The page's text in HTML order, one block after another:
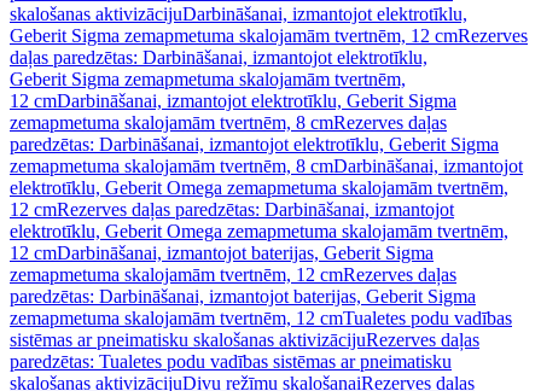
skalošanas aktivizācijuDarbināšanai, izmantojot elektrotīklu,
Geberit Sigma zemapmetuma skalojamām tvertnēm, 12 cmRezerves
daļas paredzētas: Darbināšanai, izmantojot elektrotīklu,
Geberit Sigma zemapmetuma skalojamām tvertnēm,
12 cmDarbināšanai, izmantojot elektrotīklu, Geberit Sigma
zemapmetuma skalojamām tvertnēm, 8 cmRezerves daļas
paredzētas: Darbināšanai, izmantojot elektrotīklu, Geberit Sigma
zemapmetuma skalojamām tvertnēm, 8 cmDarbināšanai, izmantojot
elektrotīklu, Geberit Omega zemapmetuma skalojamām tvertnēm,
12 cmRezerves daļas paredzētas: Darbināšanai, izmantojot
elektrotīklu, Geberit Omega zemapmetuma skalojamām tvertnēm,
12 cmDarbināšanai, izmantojot baterijas, Geberit Sigma
zemapmetuma skalojamām tvertnēm, 12 cmRezerves daļas
paredzētas: Darbināšanai, izmantojot baterijas, Geberit Sigma
zemapmetuma skalojamām tvertnēm, 12 cmTualetes podu vadības
sistēmas ar pneimatisku skalošanas aktivizācijuRezerves daļas
paredzētas: Tualetes podu vadības sistēmas ar pneimatisku
skalošanas aktivizācijuDivu režīmu skalošanaiRezerves daļas